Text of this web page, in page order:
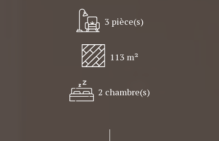
3 pièce(s)
113 m²
2 chambre(s)